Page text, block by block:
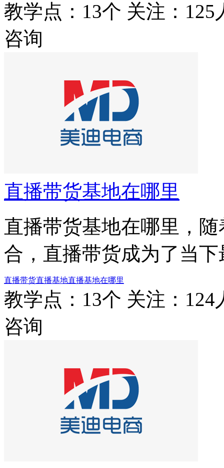
教学点：13个 关注：125
咨询
直播带货基地在哪里
直播带货基地在哪里，
合，直播带货成为了当
直播带货直播基地直播基地在哪里
教学点：13个 关注：124
咨询